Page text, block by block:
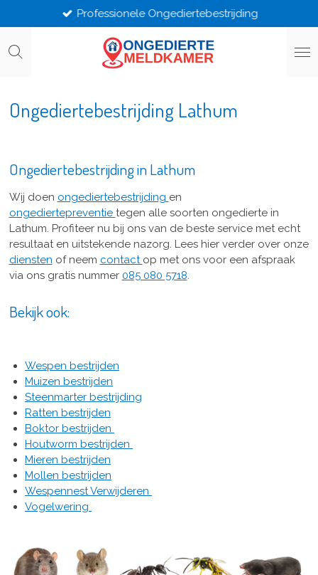
direct
naar
Professionele Ongediertebestrijding
Ongediertebestrijding Lathum
Ongediertebestrijding in Lathum
Wij doen ongediertebestrijding en
ongediertepreventie tegen alle soorten ongedierte in
Lathum. Profiteer nu bij ons van de beste service met echt
resultaat en uitstekende nazorg. Lees hier verder over onze
diensten of neem contact op met ons voor een afspraak
via ons gratis nummer 085 080 5718.
Bekijk ook:
Wespen bestrijden
Muizen bestrijden
Steenmarter bestrijding
Ratten bestrijden
Boktor bestrijden
Houtworm bestrijden
Mieren bestrijden
Mollen bestrijden
Wespennest Verwijderen
Vogelwering